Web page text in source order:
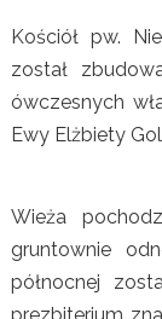
Kościół pw.
został
ówczesnych
Ewy Elżbiety
Wieża
gruntownie
północnej